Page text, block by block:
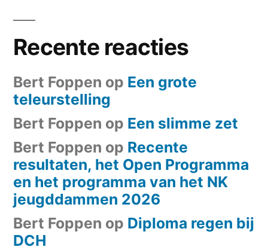
Recente reacties
Bert Foppen op Een grote
teleurstelling
Bert Foppen op Een slimme zet
Bert Foppen op Recente
resultaten, het Open Programma
en het programma van het NK
jeugddammen 2026
Bert Foppen op Diploma regen bij
DCH